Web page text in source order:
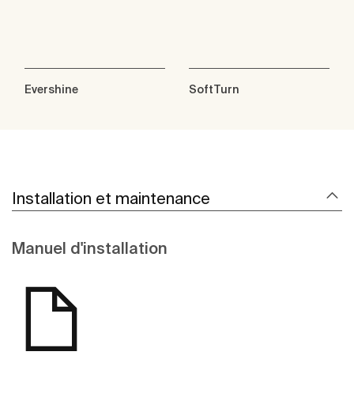
Evershine SoftTurn
Installation et maintenance
Manuel d'installation